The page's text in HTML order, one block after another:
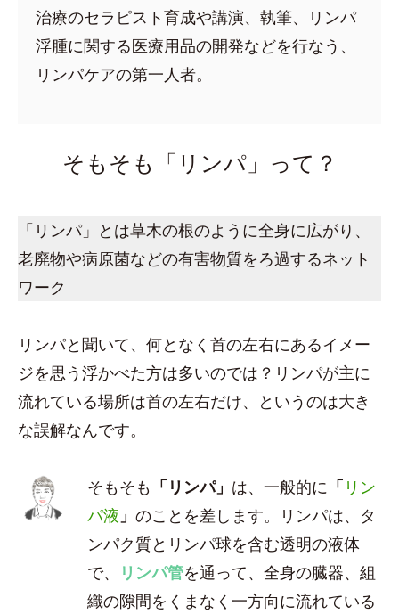
治療のセラピスト育成や講演、執筆、リンパ
浮腫に関する医療用品の開発などを行なう、
リンパケアの第一人者。
そもそも「リンパ」って？
「リンパ」とは草木の根のように全身に広がり、
老廃物や病原菌などの有害物質をろ過するネット
ワーク
リンパと聞いて、何となく首の左右にあるイメー
ジを思う浮かべた方は多いのでは？リンパが主に
流れている場所は首の左右だけ、というのは大き
な誤解なんです。
そもそも 「リンパ」 は、一般的に 「 リン
パ液 」のことを差します。リンパは、タ
ンパク質とリンパ球を含む透明の液体
で、
リンパ管を通って、全身の臓器、組
織の隙間をくまなく一方向に流れている